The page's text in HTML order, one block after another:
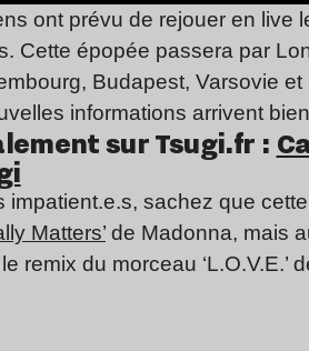
ont prévu de rejouer en live
Cette épopée passera par
Budapest, Varsovie
informations arrivent
sur Tsugi.fr :
Kruder Kruder
impatient.e.s, sachez que
Matters’ de Madonna, mais
remix du morceau